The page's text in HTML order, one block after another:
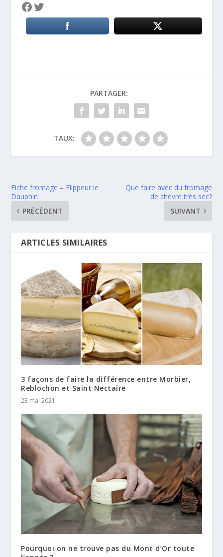
Facebook Twitter
PARTAGER:
TAUX:
Fiche fromage – Flippeur le
Dauphin
PRÉCÉDENT
Que faire avec du fromage
de chèvre très sec?
SUIVANT
ARTICLES SIMILAIRES
3 façons de faire la différence entre Morbier,
Reblochon et Saint Nectaire
23 mai 2021
Pourquoi on ne trouve pas du Mont d’Or toute